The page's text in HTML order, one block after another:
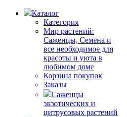
Каталог
Категория
Мир растений:
Саженцы, Семена и
все необходимое для
красоты и уюта в
любимом доме
Корзина покупок
Заказы
Саженцы
экзотических и
цитрусовых растений